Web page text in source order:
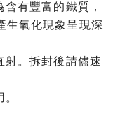
有豐富的鐵質，
生氧化現象呈現深
射。拆封後請儘速